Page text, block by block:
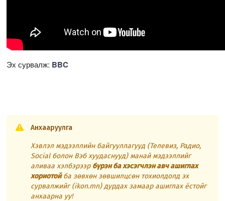
Эх сурвалж: BBC
Анхааруулга
Хэвлэл мэдээллийн байгууллагууд (Телевиз, Радио,
Social болон Вэб хуудаснууд) манай мэдээллийг
аливаа хэлбэрээр бүрэн ба хэсэгчлэн авч ашиглах
хориотойба зөвхөн зөвшилцсөн тохиолдолд эх
сурвалжийг (ikon.mn) дурдах замаар ашиглах ёстойг
анхаарна уу!